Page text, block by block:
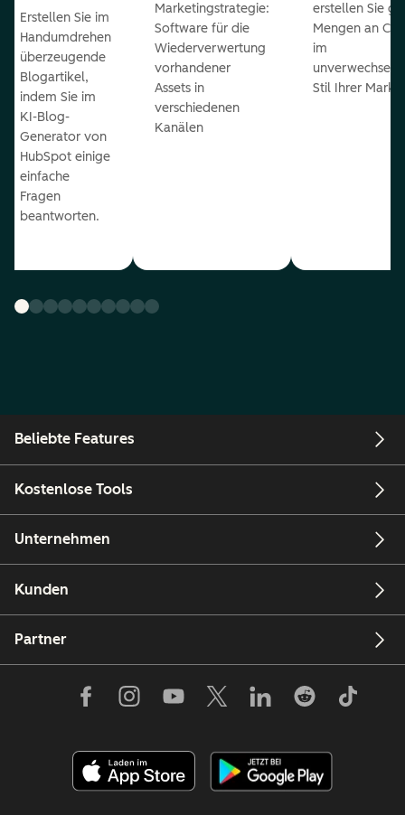
Erstellen Sie im
Handumdrehen
überzeugende
Blogartikel,
indem Sie im
KI-Blog-
Generator von
HubSpot einige
einfache
Fragen
beantworten.
Marketingstrategie:
Software für die
Wiederverwertung
vorhandener
Assets in
verschiedenen
Kanälen
erstellen Sie
Mengen an
im
Stil Ihrer Marke.
Beliebte Features
Kostenlose Tools
Unternehmen
Kunden
Partner